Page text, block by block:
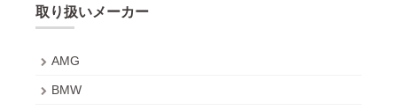
取り扱いメーカー
AMG
BMW